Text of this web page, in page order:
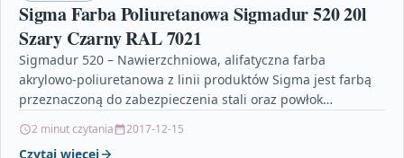
Sigma Farba Poliuretanowa Sigmadur 520 20l
Szary Czarny RAL 7021
Sigmadur 520 – Nawierzchniowa, alifatyczna farba
akrylowo-poliuretanowa z linii produktów Sigma jest farbą
przeznaczoną do zabezpieczenia stali oraz powłok
2 minut czytania 2017-12-15
Czytaj więcej